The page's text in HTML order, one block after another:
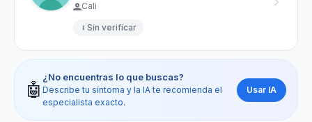
Cali
Sin verificar
🤖
¿No encuentras lo que buscas?
Describe tu síntoma y la IA te recomienda el
especialista exacto.
Usar IA